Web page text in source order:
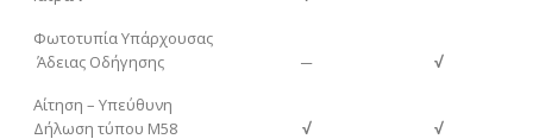
Φωτοτυπία Υπάρχουσας
Άδειας Οδήγησης
─
√
Αίτηση – Υπεύθυνη
Δήλωση τύπου Μ58
√
√